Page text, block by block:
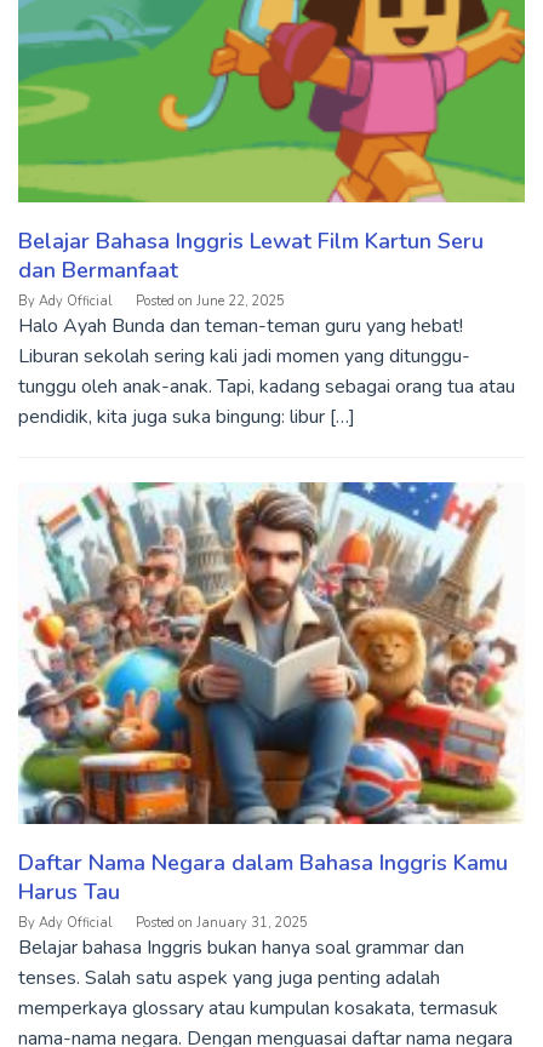
Belajar Bahasa Inggris Lewat Film Kartun Seru
dan Bermanfaat
By Ady Official Posted on June 22, 2025
Halo Ayah Bunda dan teman-teman guru yang hebat!
Liburan sekolah sering kali jadi momen yang ditunggu-
tunggu oleh anak-anak. Tapi, kadang sebagai orang tua atau
pendidik, kita juga suka bingung: libur […]
Daftar Nama Negara dalam Bahasa Inggris Kamu
Harus Tau
By Ady Official Posted on January 31, 2025
Belajar bahasa Inggris bukan hanya soal grammar dan
tenses. Salah satu aspek yang juga penting adalah
memperkaya glossary atau kumpulan kosakata, termasuk
nama-nama negara. Dengan menguasai daftar nama negara